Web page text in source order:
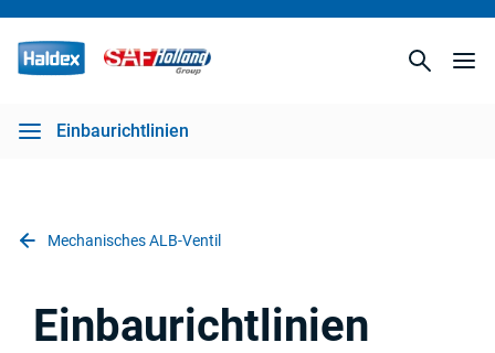
Einbaurichtlinien
Mechanisches ALB-Ventil
Einbaurichtlinien